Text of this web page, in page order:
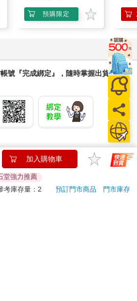
預購限定
號『完成綁定』，隨時掌握出貨動
操作ATM! 如接獲電話要求您前往
指示，以免受騙上當！
試用期，退回商品須為全新狀態**
加入購物車
堂強力推薦
考庫存量：2 預訂門市商品
門市庫存